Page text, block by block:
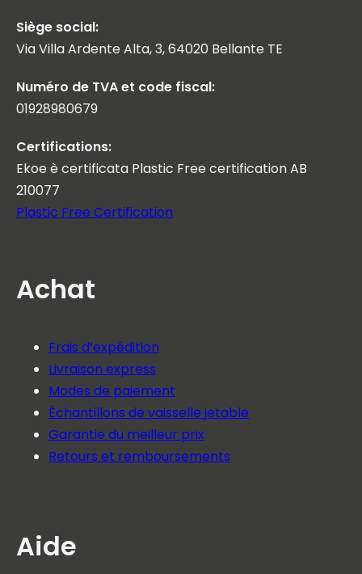
Siège social:
Via Villa Ardente Alta, 3, 64020 Bellante TE
Numéro de TVA et code fiscal:
01928980679
Certifications:
Ekoe è certificata Plastic Free certification AB
210077
Plastic Free Certification
Achat
Frais d’expédition
Livraison express
Modes de paiement
Échantillons de vaisselle jetable
Garantie du meilleur prix
Retours et remboursements
Aide